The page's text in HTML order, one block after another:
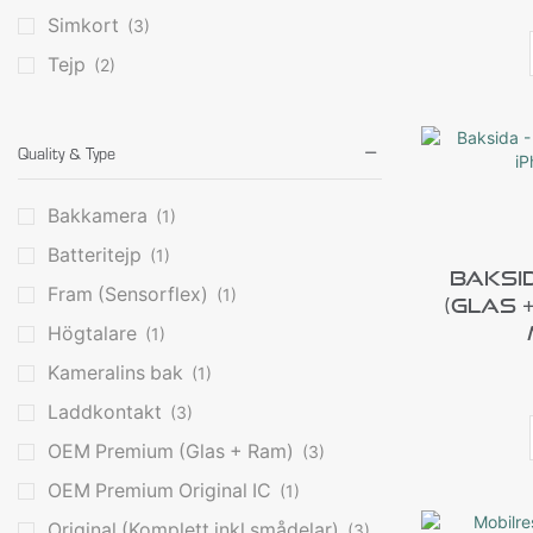
(Glas
Simkort (3)
Tejp (2)
Quality & Type
Bakkamera (1)
Batteritejp (1)
Fram (Sensorflex) (1)
Högtalare (1)
Kameralins bak (1)
Laddkontakt (3)
OEM Premium (Glas + Ram) (3)
OEM Premium Original IC (1)